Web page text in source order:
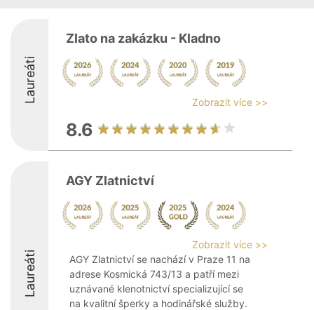
Laureáti
Zlato na zakázku - Kladno
Zobrazit více >>
8.6
Laureáti
AGY Zlatnictví
Zobrazit více >>
AGY Zlatnictví se nachází v Praze 11 na
adrese Kosmická 743/13 a patří mezi
uznávané klenotnictví specializující se
na kvalitní šperky a hodinářské služby.